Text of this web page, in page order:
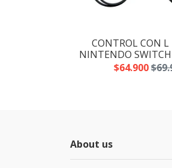
CONTROL CON L
NINTENDO
$64.900
About us